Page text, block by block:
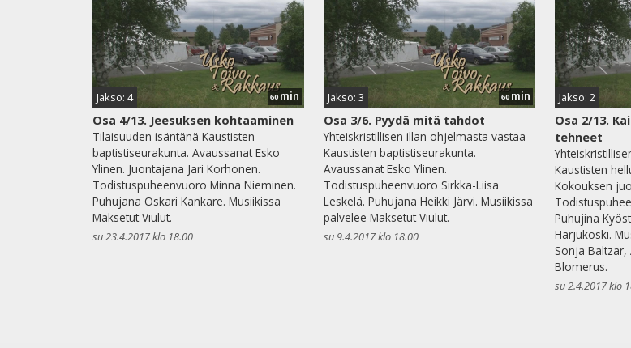
Jakso: 4 60 min
Osa 4/13. Jeesuksen kohtaaminen
Tilaisuuden isäntänä Kaustisten
baptistiseurakunta. Avaussanat Esko
Ylinen. Juontajana Jari Korhonen.
Todistuspuheenvuoro Minna Nieminen.
Puhujana Oskari Kankare. Musiikissa
Maksetut Viulut.
su 23.4.2017 klo 18.00
Jakso: 3 60 min
Osa 3/6. Pyydä mitä tahdot
Yhteiskristillisen illan ohjelmasta vastaa
Kaustisten baptistiseurakunta.
Avaussanat Esko Ylinen.
Todistuspuheenvuoro Sirkka-Liisa
Leskelä. Puhujana Heikki Järvi. Musiikissa
palvelee Maksetut Viulut.
su 9.4.2017 klo 18.00
Jakso: 2
Osa 2/13.
tehneet
Kaustisten
Kokouksen
Puhujina
Harjukoski.
Sonja
Blomerus.
su 2.4.2017 klo